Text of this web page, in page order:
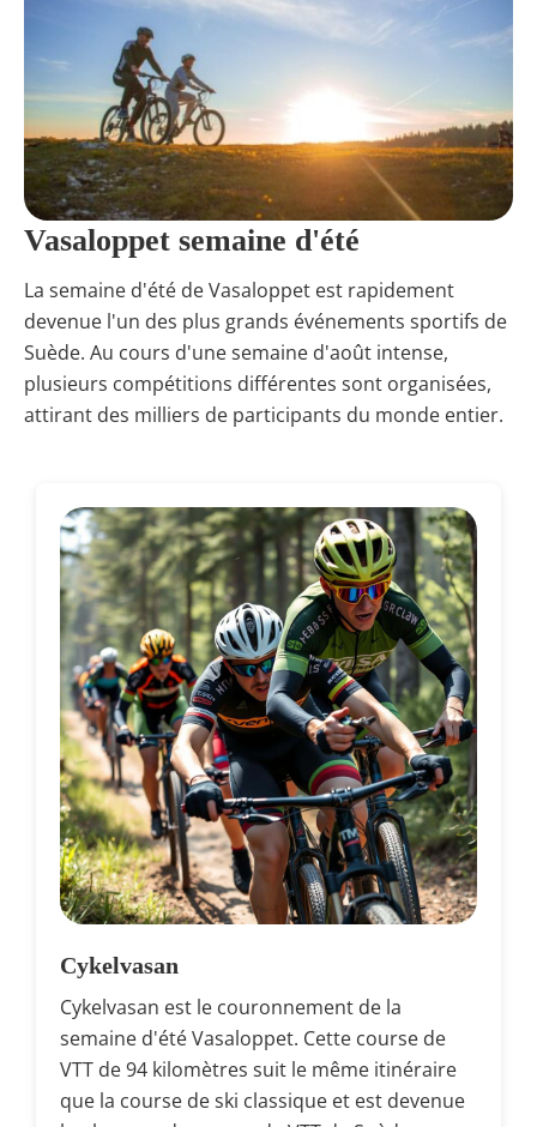
Vasaloppet semaine d'été
La semaine d'été de Vasaloppet est rapidement
devenue l'un des plus grands événements sportifs de
Suède. Au cours d'une semaine d'août intense,
plusieurs compétitions différentes sont organisées,
attirant des milliers de participants du monde entier.
Cykelvasan
Cykelvasan est le couronnement de la
semaine d'été Vasaloppet. Cette course de
VTT de 94 kilomètres suit le même itinéraire
que la course de ski classique et est devenue